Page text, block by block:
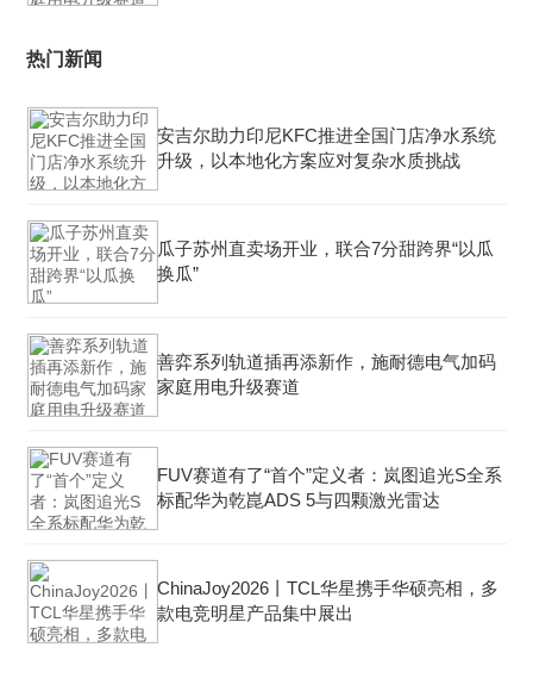
热门新闻
安吉尔助力印尼KFC推进全国门店净水系统
升级，以本地化方案应对复杂水质挑战
瓜子苏州直卖场开业，联合7分甜跨界“以瓜
换瓜”
善弈系列轨道插再添新作，施耐德电气加码
家庭用电升级赛道
FUV赛道有了“首个”定义者：岚图追光S全系
标配华为乾崑ADS 5与四颗激光雷达
ChinaJoy2026丨TCL华星携手华硕亮相，多
款电竞明星产品集中展出